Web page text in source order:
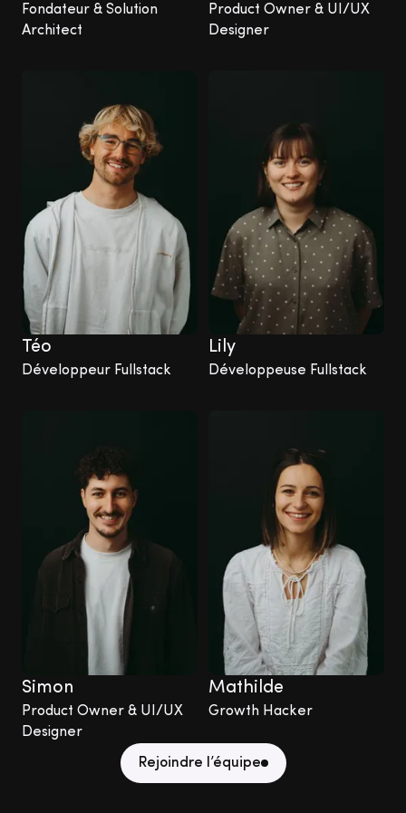
Fondateur & Solution
Architect
Product Owner & UI/UX
Designer
Téo
Développeur Fullstack
Lily
Développeuse Fullstack
Simon
Product Owner & UI/UX
Designer
Mathilde
Growth Hacker
Rejoindre l’équipe